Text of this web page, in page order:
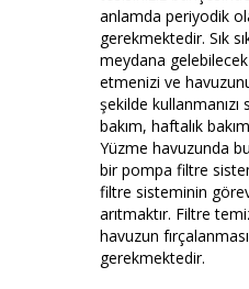
anlamda periyodik
gerekmektedir. Sık
meydana
etmenizi ve
şekilde kullanmanızı
bakım, haftalık
Yüzme havuzunda
bir pompa filtre
filtre sisteminin
arıtmaktır. Filtre
havuzun
gerekmektedir.